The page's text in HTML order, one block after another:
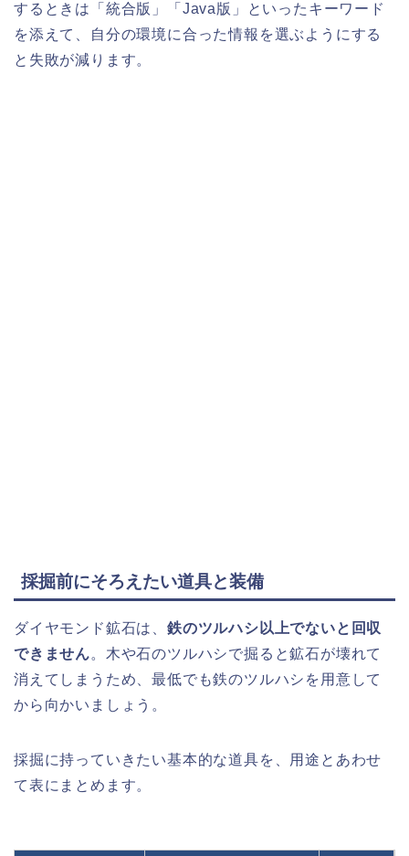
するときは「統合版」「Java版」といったキーワード
を添えて、自分の環境に合った情報を選ぶようにする
と失敗が減ります。
採掘前にそろえたい道具と装備
ダイヤモンド鉱石は、 鉄のツルハシ以上でないと回収
できません。木や石のツルハシで掘ると鉱石が壊れて
消えてしまうため、最低でも鉄のツルハシを用意して
から向かいましょう。
採掘に持っていきたい基本的な道具を、用途とあわせ
て表にまとめます。